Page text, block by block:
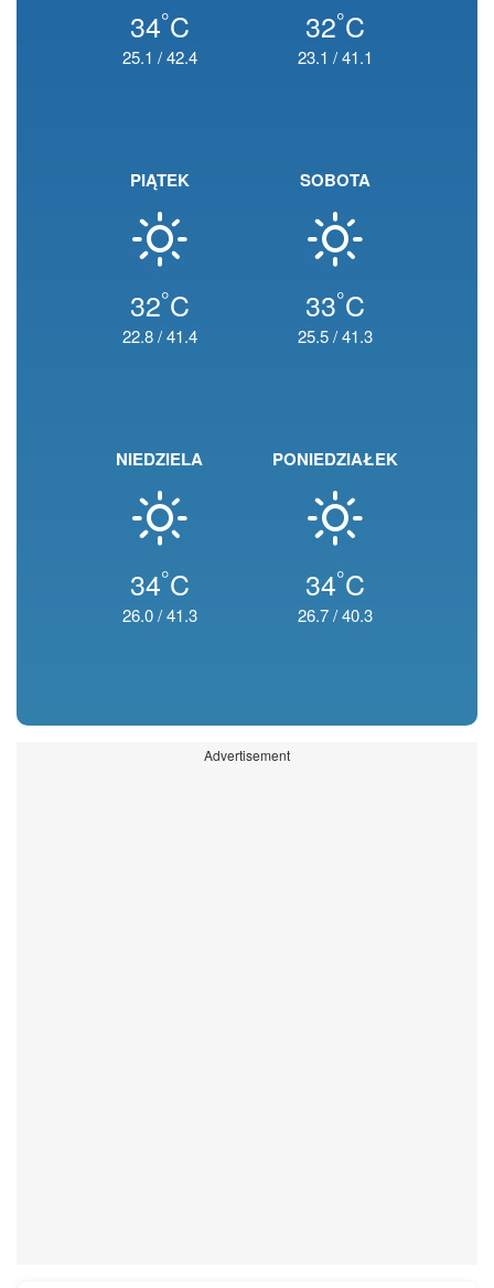
34°C
25.1 /42.4
32°C
23.1 /41.1
PIĄTEK
32°C
22.8/41.4
SOBOTA
33°C
25.5/41.3
NIEDZIELA
34°C
26.0/41.3
PONIEDZIAŁEK
34°C
26.7/40.3
Advertisement